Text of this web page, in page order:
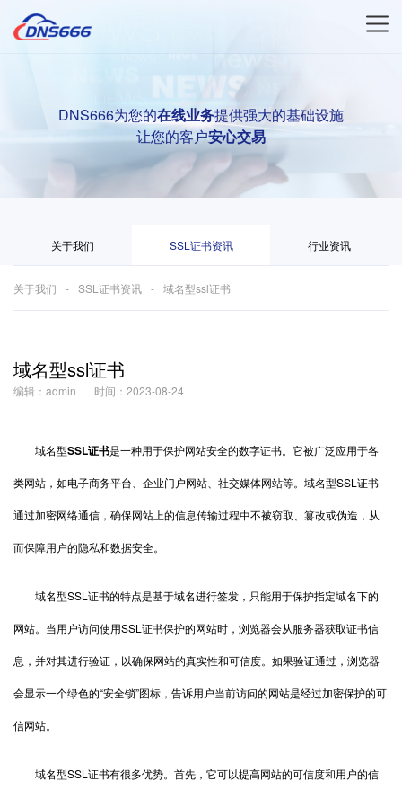
DNS666为您的在线业务提供强大的基础设施
让您的客户安心交易
关于我们 SSL证书资讯 行业资讯
关于我们 SSL证书资讯 域名型ssl证书
域名型ssl证书
编辑：admin 时间：2023-08-24
域名型SSL证书是一种用于保护网站安全的数字证书。它被广泛应用于各
类网站，如电子商务平台、企业门户网站、社交媒体网站等。域名型SSL证书
通过加密网络通信，确保网站上的信息传输过程中不被窃取、篡改或伪造，从
而保障用户的隐私和数据安全。
域名型SSL证书的特点是基于域名进行签发，只能用于保护指定域名下的
网站。当用户访问使用SSL证书保护的网站时，浏览器会从服务器获取证书信
息，并对其进行验证，以确保网站的真实性和可信度。如果验证通过，浏览器
会显示一个绿色的“安全锁”图标，告诉用户当前访问的网站是经过加密保护的可
信网站。
域名型SSL证书有很多优势。首先，它可以提高网站的可信度和用户的信